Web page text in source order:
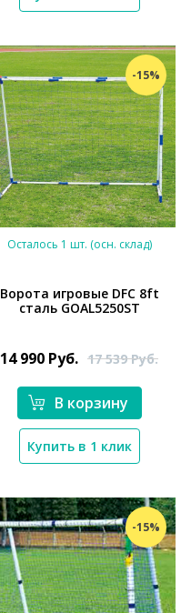
-15%
Осталось 1 шт. (осн. склад)
Ворота игровые DFC 8ft
сталь GOAL5250ST
14 990 Руб. 17 539Руб.
В корзину
Купить в 1 клик
-15%